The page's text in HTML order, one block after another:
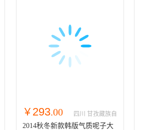
￥ 293.00
四川 甘孜藏族自
治州
2014秋冬新款韩版气质呢子大